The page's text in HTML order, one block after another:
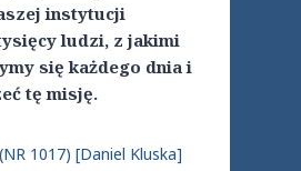
instytucji
ludzi, z jakimi
się każdego dnia i
tę misję.
1017) [Daniel Kluska]